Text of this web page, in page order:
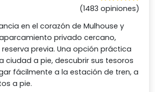
(1483 opiniones)
en el corazón de Mulhouse y
privado cercano,
previa. Una opción práctica
ciudad a pie, descubrir sus tesoros
fácilmente a la estación de tren, a
a pie.